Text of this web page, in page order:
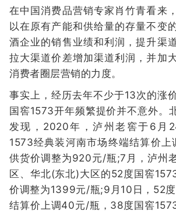
在中国消费品营销专家肖竹青看来
以在原有产能和供给量的存量不变
酒企业的销售业绩和利润，提升渠
拉大渠道价差增加渠道利润，并加
消费者圈层营销的力度。
事实上，经历去年不少于13次的涨
国窖1573开年频繁提价并不意外。
发现，2020年，泸州老窖于6月
1573经典装河南市场终端结算价
供货价调整为920元/瓶;7月，泸州
区、华北(东北)大区的52度国窖
价调整为1399元/瓶;9月10日，52
结算价上调40元/瓶，38度国窖